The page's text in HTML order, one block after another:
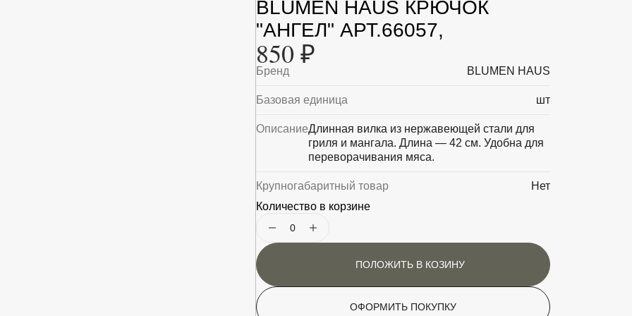
BLUMEN HAUS КРЮЧОК
"АНГЕЛ" АРТ.66057,
850 ₽
Бренд BLUMEN HAUS
Базовая единица шт
ОписаниеДлинная вилка из нержавеющей стали для
гриля и мангала. Длина — 42 см. Удобна для
переворачивания мяса.
Крупногабаритный товар
Нет
Количество в корзине
ПОЛОЖИТЬ В КОЗИНУ
ОФОРМИТЬ ПОКУПКУ